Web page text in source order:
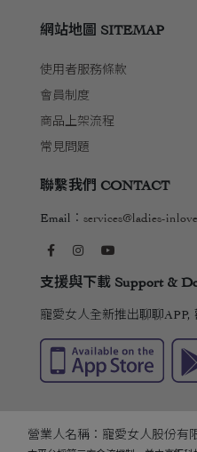
網站地圖 SITEMAP
使用者服務條款
會員制度
商品上架流程
常見問題
聯繫我們 CONTACT
Email： services@ladies-
支援與下載 Support &
寵愛女人全新推出聊聊APP,
營業人名稱：寵愛女人股份有